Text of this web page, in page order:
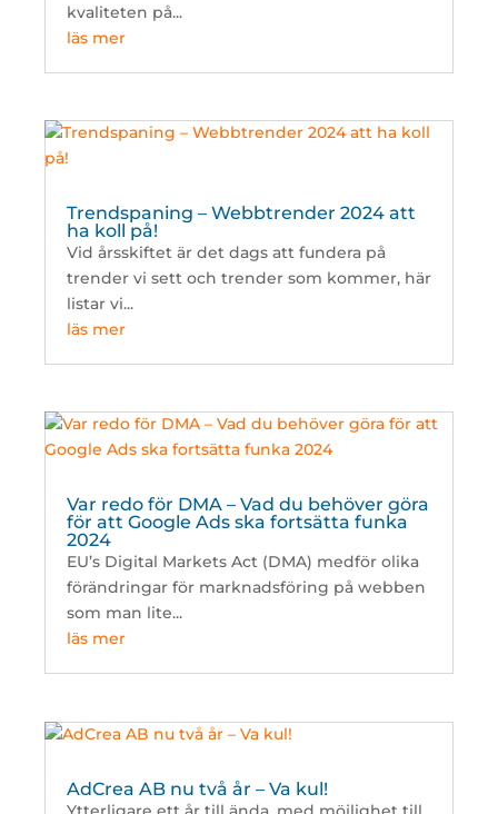
kvaliteten på...
läs mer
Trendspaning – Webbtrender 2024 att
ha koll på!
Vid årsskiftet är det dags att fundera på
trender vi sett och trender som kommer, här
listar vi...
läs mer
Var redo för DMA – Vad du behöver göra
för att Google Ads ska fortsätta funka
2024
EU’s Digital Markets Act (DMA) medför olika
förändringar för marknadsföring på webben
som man lite...
läs mer
AdCrea AB nu två år – Va kul!